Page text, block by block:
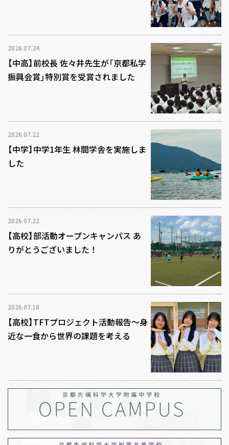
2026.07.24
【中高】前校長 佐々井先生が「京都私学
振興会賞」特別賞を受賞されました
2026.07.22
【中学】中学1年生 林間学舎を実施しま
した
2026.07.22
【高校】部活動オープンキャンパス あ
りがとうございました！
2026.07.18
【高校】TFTプロジェクト活動報告～身
近な一食から世界の課題を考える